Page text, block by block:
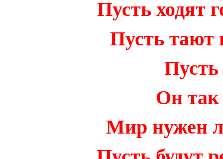
Пусть ходят
Пусть тают
Он
Мир нужен